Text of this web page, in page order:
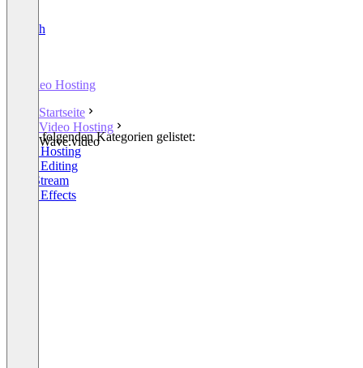
English
Video Hosting
Startseite
Video Hosting
Wave.video
In den folgenden Kategorien gelistet:
Video Hosting
Video Editing
Live Stream
Video Effects